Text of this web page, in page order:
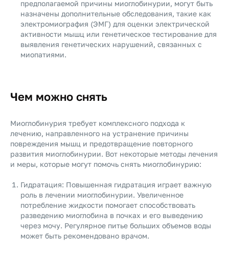
предполагаемой причины миоглобинурии, могут быть
назначены дополнительные обследования, такие как
электромиография (ЭМГ) для оценки электрической
активности мышц или генетическое тестирование для
выявления генетических нарушений, связанных с
миопатиями.
Чем можно снять
Миоглобинурия требует комплексного подхода к
лечению, направленного на устранение причины
повреждения мышц и предотвращение повторного
развития миоглобинурии. Вот некоторые методы лечения
и меры, которые могут помочь снять миоглобинурию:
Гидратация: Повышенная гидратация играет важную
роль в лечении миоглобинурии. Увеличенное
потребление жидкости помогает способствовать
разведению миоглобина в почках и его выведению
через мочу. Регулярное питье больших объемов воды
может быть рекомендовано врачом.